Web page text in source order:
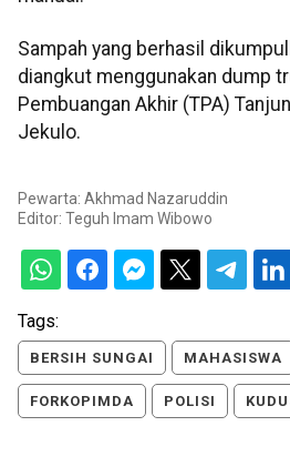
Sampah yang berhasil
diangkut menggunakan dump
Pembuangan Akhir (TPA)
Jekulo.
Pewarta: Akhmad Nazaruddin
Editor: Teguh Imam Wibowo
Tags:
BERSIH SUNGAI MAHASISWA
FORKOPIMDA POLISI